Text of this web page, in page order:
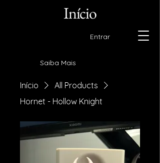
Entrar
Saiba Mais
Início
Início
All Products
Hornet - Hollow Knight